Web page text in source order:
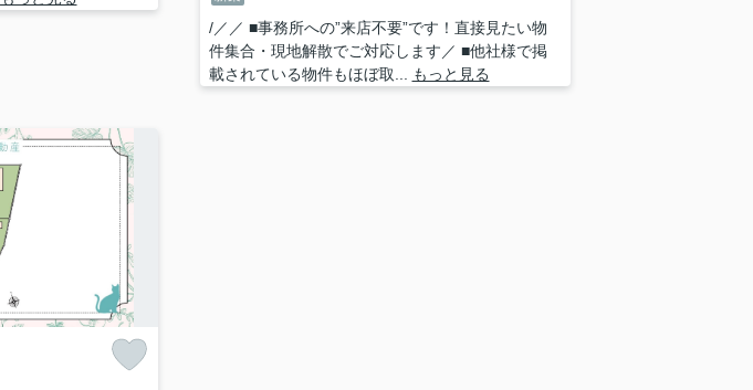
/／／ ■事務所への”来店不要”です！直接見たい物
件集合・現地解散でご対応します／ ■他社様で掲
載されている物件もほぼ取...
もっと見る